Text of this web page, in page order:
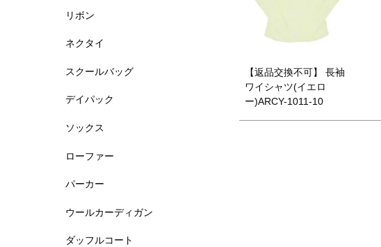
リボン
ネクタイ
スクールバッグ
デイパック
ソックス
ローファー
パーカー
ウールカーディガン
ダッフルコート
【返品交換不可】 長袖
ワイシャツ(イエロ
ー)ARCY-1011-10